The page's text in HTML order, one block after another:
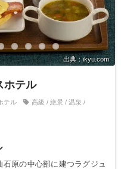
出典：ikyu.com
ホテル
テル 高級 / 絶景 / 温泉 /
原の中心部に建つラグジュ